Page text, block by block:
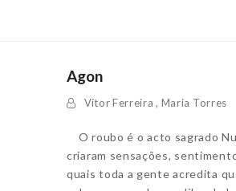
Agon
Vítor Ferreira , Maria Torres
O roubo é o acto sagrado
criaram sensações,
quais toda a gente acredita